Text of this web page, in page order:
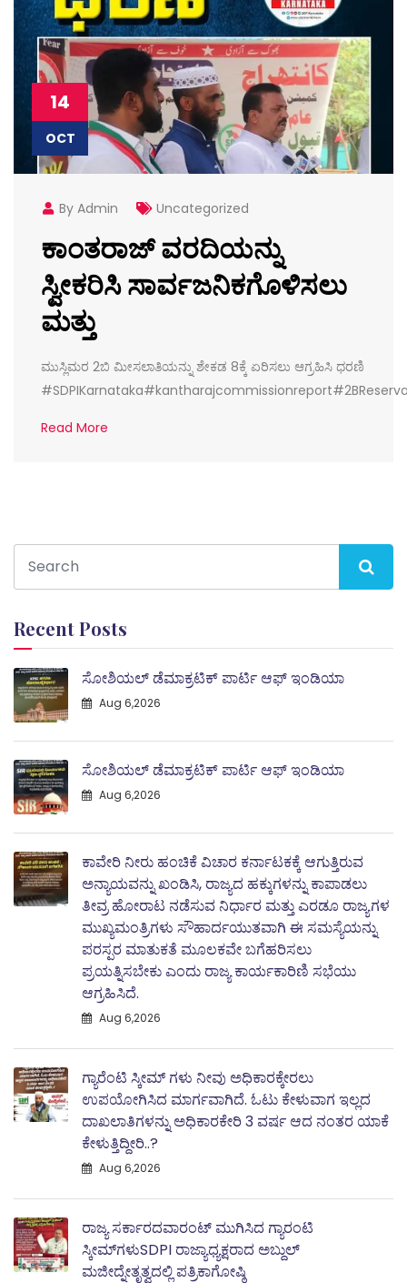
14
OCT
By Admin Uncategorized
ಕಾಂತರಾಜ್ ವರದಿಯನ್ನು
ಸ್ವೀಕರಿಸಿ ಸಾರ್ವಜನಿಕಗೊಳಿಸಲು
ಮತ್ತು
ಮುಸ್ಲಿಮರ 2ಬಿ ಮೀಸಲಾತಿಯನ್ನು ಶೇಕಡ 8ಕ್ಕೆ ಏರಿಸಲು ಆಗ್ರಹಿಸಿ ಧರಣಿ
Read More
Recent Posts
ಸೋಶಿಯಲ್ ಡೆಮಾಕ್ರಟಿಕ್ ಪಾರ್ಟಿ ಆಫ್ ಇಂಡಿಯಾ
Aug 6,2026
ಸೋಶಿಯಲ್ ಡೆಮಾಕ್ರಟಿಕ್ ಪಾರ್ಟಿ ಆಫ್ ಇಂಡಿಯಾ
Aug 6,2026
ಕಾವೇರಿ ನೀರು ಹಂಚಿಕೆ ವಿಚಾರ ಕರ್ನಾಟಕಕ್ಕೆ ಆಗುತ್ತಿರುವ
ಅನ್ಯಾಯವನ್ನು ಖಂಡಿಸಿ, ರಾಜ್ಯದ ಹಕ್ಕುಗಳನ್ನು ಕಾಪಾಡಲು
ತೀವ್ರ ಹೋರಾಟ ನಡೆಸುವ ನಿರ್ಧಾರ ಮತ್ತು ಎರಡೂ ರಾಜ್ಯಗಳ
ಮುಖ್ಯಮಂತ್ರಿಗಳು ಸೌಹಾರ್ದಯುತವಾಗಿ ಈ ಸಮಸ್ಯೆಯನ್ನು
ಪರಸ್ಪರ ಮಾತುಕತೆ ಮೂಲಕವೇ ಬಗೆಹರಿಸಲು
ಪ್ರಯತ್ನಿಸಬೇಕು ಎಂದು ರಾಜ್ಯ ಕಾರ್ಯಕಾರಿಣಿ ಸಭೆಯು
ಆಗ್ರಹಿಸಿದೆ.
Aug 6,2026
ಗ್ಯಾರೆಂಟಿ ಸ್ಕೀಮ್ ಗಳು ನೀವು ಅಧಿಕಾರಕ್ಕೇರಲು
ಉಪಯೋಗಿಸಿದ ಮಾರ್ಗವಾಗಿದೆ. ಓಟು ಕೇಳುವಾಗ ಇಲ್ಲದ
ದಾಖಲಾತಿಗಳನ್ನು ಅಧಿಕಾರಕೇರಿ 3 ವರ್ಷ ಆದ ನಂತರ ಯಾಕೆ
ಕೇಳುತ್ತಿದ್ದೀರಿ..?
Aug 6,2026
ರಾಜ್ಯ ಸರ್ಕಾರದವಾರಂಟ್ ಮುಗಿಸಿದ ಗ್ಯಾರಂಟಿ
ಸ್ಕೀಮ್‌ಗಳುSDPI ರಾಜ್ಯಾಧ್ಯಕ್ಷರಾದ ಅಬ್ದುಲ್
ಮಜೀದ್ನೇತೃತ್ವದಲ್ಲಿ ಪತ್ರಿಕಾಗೋಷ್ಠಿ